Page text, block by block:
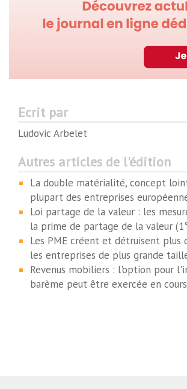
Ecrit par
Ludovic Arbelet
Autres articles de l'édition
La double matérialité, concept
plupart des entreprises
Loi partage de la valeur : les
la prime de partage de la valeur
Les PME créent et détruisent plus
les entreprises de plus grande
Revenus mobiliers : l'option pour
barème peut être exercée en